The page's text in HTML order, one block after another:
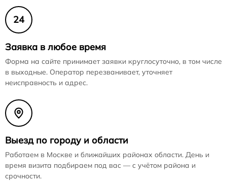
24
Заявка в любое время
Форма на сайте принимает заявки круглосуточно, в том числе
в выходные. Оператор перезванивает, уточняет
неисправность и адрес.
Выезд по городу и области
Работаем в Москве и ближайших районах области. День и
время визита подбираем под вас — с учётом района и
срочности.